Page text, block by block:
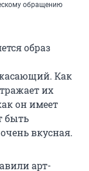
обращению
образ
Как
их
он имеет
быть
вкусная.
арт-